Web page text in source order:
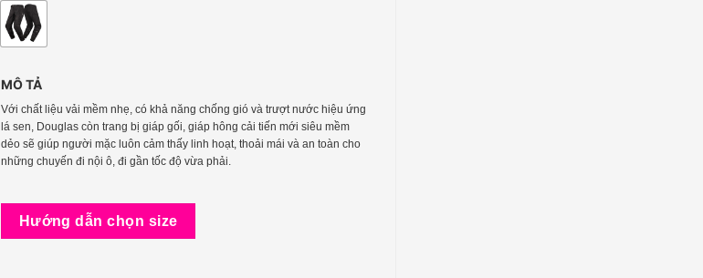
MÔ TẢ
Với chất liệu vải mềm nhẹ, có khả năng chống gió và trượt nước hiệu ứng
lá sen, Douglas còn trang bị giáp gối, giáp hông cải tiến mới siêu mềm
dẻo sẽ giúp người mặc luôn cảm thấy linh hoạt, thoải mái và an toàn cho
những chuyến đi nội ô, đi gần tốc độ vừa phải.
Hướng dẫn chọn size